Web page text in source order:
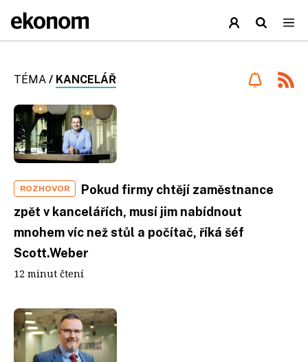
TÉMA / KANCELÁŘ
ROZHOVOR
Pokud firmy chtějí zaměstnance
zpět v kancelářích, musí jim nabídnout
mnohem víc než stůl a počítač, říká šéf
Scott.Weber
12 minut čtení